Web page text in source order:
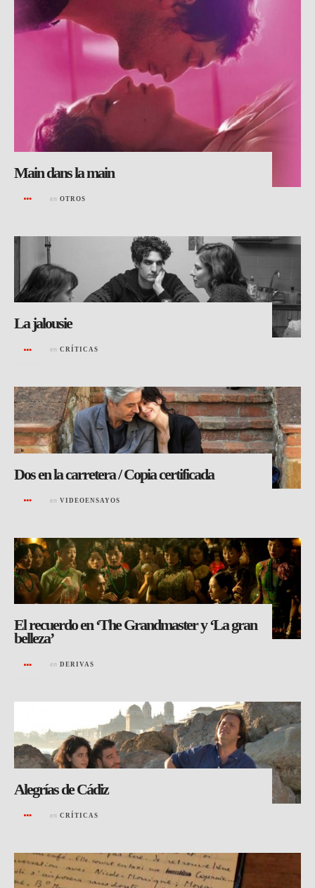
Main dans la main
en OTROS
La jalousie
en CRÍTICAS
Dos en la carretera / Copia certificada
en VIDEOENSAYOS
El recuerdo en ‘The Grandmaster y ‘La gran
belleza’
en DERIVAS
Alegrías de Cádiz
en CRÍTICAS